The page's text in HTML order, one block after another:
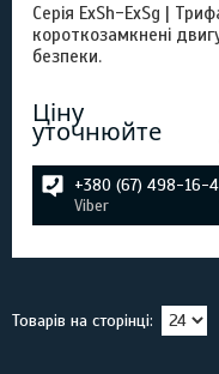
Серія ExSh-ExSg |
короткозамкнені
безпеки.
Ціну
уточнюйте
+380 (67) 498-16-
Viber